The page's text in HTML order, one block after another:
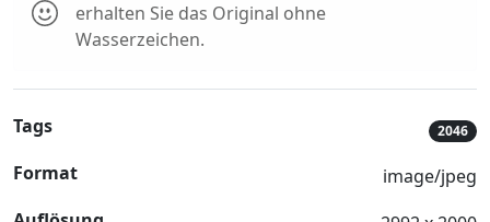
erhalten Sie das Original ohne
Wasserzeichen.
Tags 2046
Format
image/jpeg